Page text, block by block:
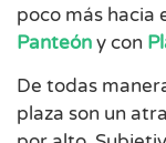
poco más hacia
Panteóny con
De todas
plaza son un